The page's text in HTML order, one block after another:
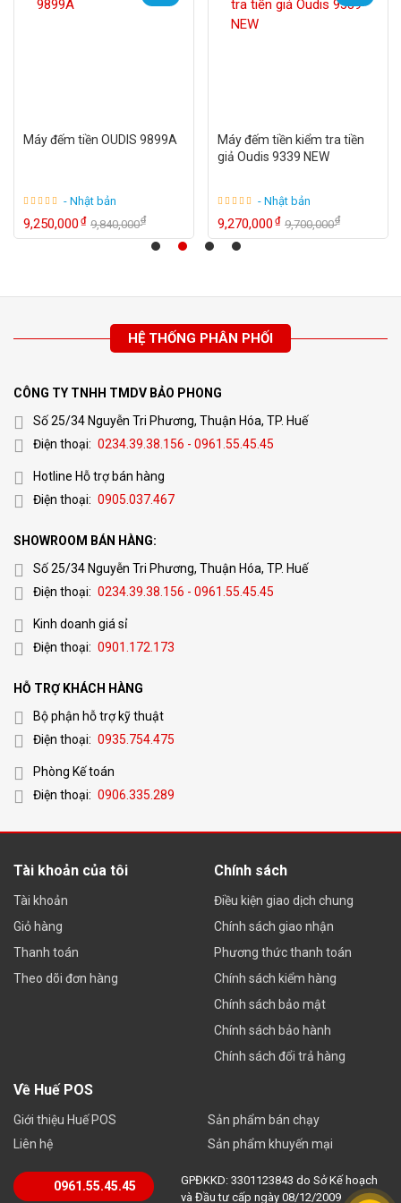
Máy đếm tiền OUDIS 9899A
- Nhật bản
9,250,000₫ 9,840,000₫
Máy đếm tiền kiểm tra tiền
giả Oudis 9339 NEW
- Nhật bản
9,270,000₫ 9,700,000₫
HỆ THỐNG PHÂN PHỐI
CÔNG TY TNHH TMDV BẢO PHONG
Số 25/34 Nguyễn Tri Phương, Thuận Hóa, TP. Huế
Điện thoại: 0234.39.38.156 - 0961.55.45.45
Hotline Hỗ trợ bán hàng
Điện thoại: 0905.037.467
SHOWROOM BÁN HÀNG:
Số 25/34 Nguyễn Tri Phương, Thuận Hóa, TP. Huế
Điện thoại: 0234.39.38.156 - 0961.55.45.45
Kinh doanh giá sỉ
Điện thoại: 0901.172.173
HỖ TRỢ KHÁCH HÀNG
Bộ phận hỗ trợ kỹ thuật
Điện thoại: 0935.754.475
Phòng Kế toán
Điện thoại: 0906.335.289
Tài khoản của tôi
Tài khoản
Giỏ hàng
Thanh toán
Theo dõi đơn hàng
Chính sách
Điều kiện giao dịch chung
Chính sách giao nhận
Phương thức thanh toán
Chính sách kiểm hàng
Chính sách bảo mật
Chính sách bảo hành
Chính sách đổi trả hàng
Về Huế POS
Giới thiệu Huế POS
Liên hệ
Sản phẩm bán chạy
Sản phẩm khuyến mại
0961.55.45.45
GPĐKKD: 3301123843 do Sở Kế hoạch
và Đầu tư cấp ngày 08/12/2009